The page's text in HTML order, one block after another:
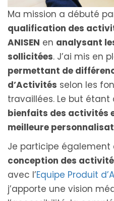
Ma mission a débuté
qualification des
ANISEN en analysant
sollicitées. J’ai mis en
permettant de
d’Activités selon les
travaillées. Le but étant
bienfaits des activités
meilleure
Je participe également
conception des
avec l’Equipe Produit
j’apporte une vision